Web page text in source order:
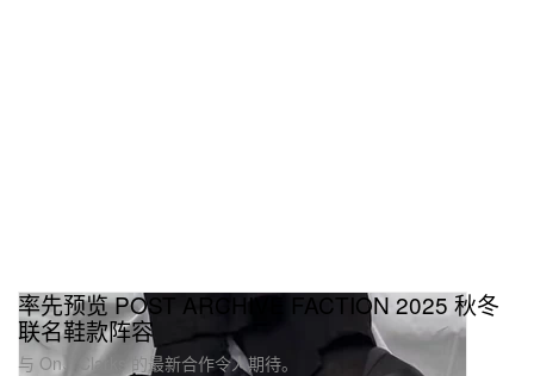
率先预览 POST ARCHIVE FACTION 2025 秋冬
联名鞋款阵容
与 On、Clarks 的最新合作令人期待。